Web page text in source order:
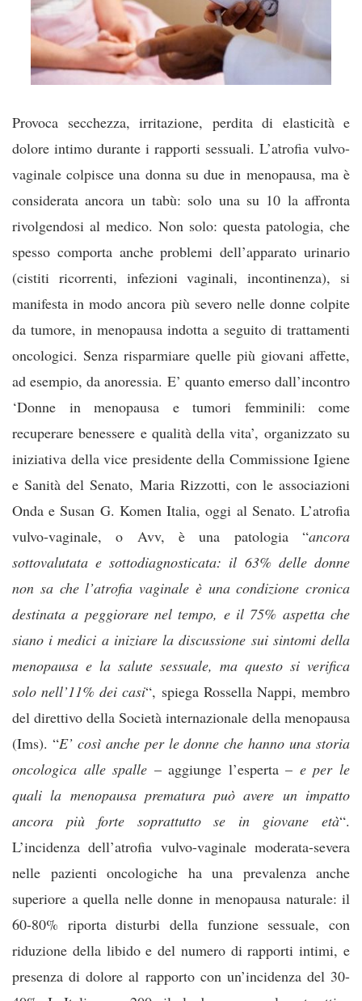
Provoca secchezza, irritazione, perdita di elasticità e
dolore intimo durante i rapporti sessuali. L’atrofia vulvo-
vaginale colpisce una donna su due in menopausa, ma è
considerata ancora un tabù: solo una su 10 la affronta
rivolgendosi al medico. Non solo: questa patologia, che
spesso comporta anche problemi dell’apparato urinario
(cistiti ricorrenti, infezioni vaginali, incontinenza), si
manifesta in modo ancora più severo nelle donne colpite
da tumore, in menopausa indotta a seguito di trattamenti
oncologici. Senza risparmiare quelle più giovani affette,
ad esempio, da anoressia. E’ quanto emerso dall’incontro
‘Donne in menopausa e tumori femminili: come
recuperare benessere e qualità della vita’, organizzato su
iniziativa della vice presidente della Commissione Igiene
e Sanità del Senato, Maria Rizzotti, con le associazioni
Onda e Susan G. Komen Italia, oggi al Senato. L’atrofia
vulvo-vaginale, o Avv, è una patologia “ancora
sottovalutata e sottodiagnosticata: il 63% delle donne
non sa che l’atrofia vaginale è una condizione cronica
destinata a peggiorare nel tempo, e il 75% aspetta che
siano i medici a iniziare la discussione sui sintomi della
menopausa e la salute sessuale, ma questo si verifica
solo nell’11% dei casi“, spiega Rossella Nappi, membro
del direttivo della Società internazionale della menopausa
(Ims). “E’ così anche per le donne che hanno una storia
oncologica alle spalle – aggiunge l’esperta – e per le
quali la menopausa prematura può avere un impatto
ancora più forte soprattutto se in giovane età“.
L’incidenza dell’atrofia vulvo-vaginale moderata-severa
nelle pazienti oncologiche ha una prevalenza anche
superiore a quella nelle donne in menopausa naturale: il
60-80% riporta disturbi della funzione sessuale, con
riduzione della libido e del numero di rapporti intimi, e
presenza di dolore al rapporto con un’incidenza del 30-